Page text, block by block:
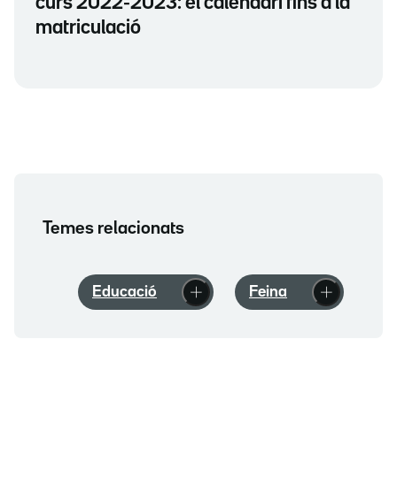
curs 2022-2023: el calendari fins a la
matriculació
Temes relacionats
Educació Feina